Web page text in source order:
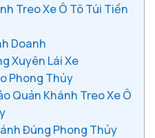
Treo Xe Ô Tô Túi Tiền
Doanh
Xuyên Lái Xe
Phong Thủy
Quản Khánh Treo Xe Ô
Đúng Phong Thủy